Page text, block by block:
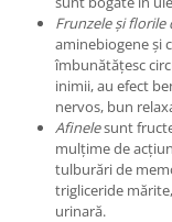
Frunzele și florile
aminebiogene și
îmbunătățesc
inimii, au efect
nervos, bun
Afinelesunt fructe
mulțime de
tulburări de
trigliceride
urinară.